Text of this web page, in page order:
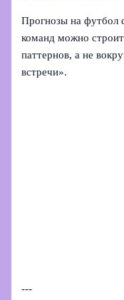
Прогнозы на футбол
команд можно
паттернов, а не
встречи».
---